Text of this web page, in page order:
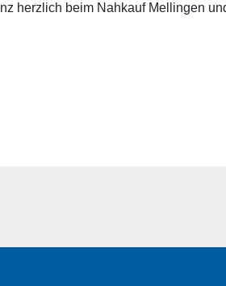
herzlich beim Nahkauf Mellingen